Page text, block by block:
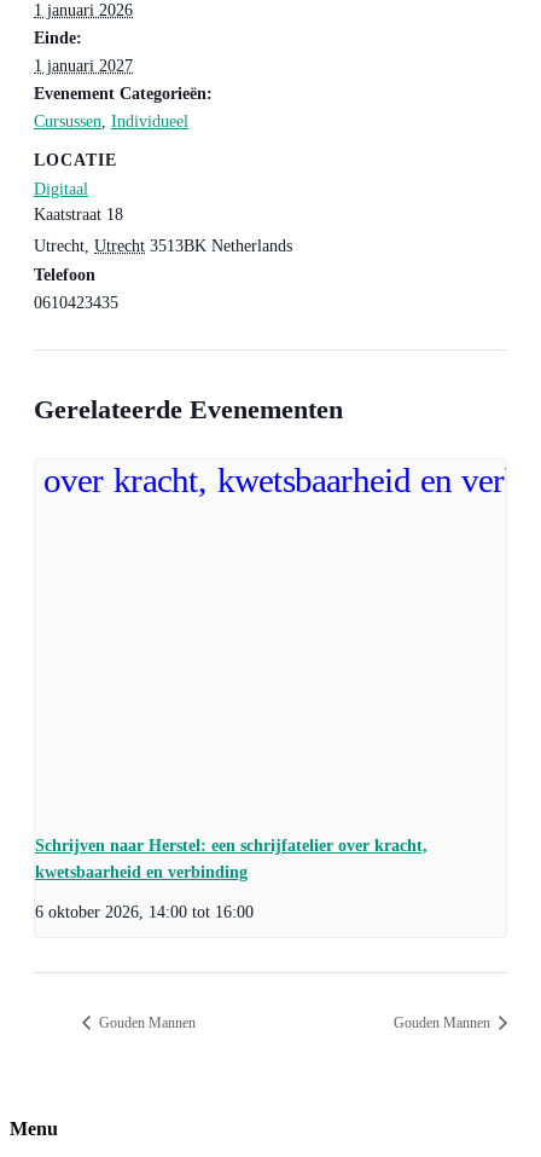
1 januari 2026
Einde:
1 januari 2027
Evenement Categorieën:
Cursussen, Individueel
LOCATIE
Digitaal
Kaatstraat 18
Utrecht, Utrecht 3513BK Netherlands
Telefoon
0610423435
Gerelateerde Evenementen
Schrijven naar Herstel: een schrijfatelier over kracht,
kwetsbaarheid en verbinding
6 oktober 2026, 14:00 tot 16:00
Gouden Mannen Gouden Mannen
Menu